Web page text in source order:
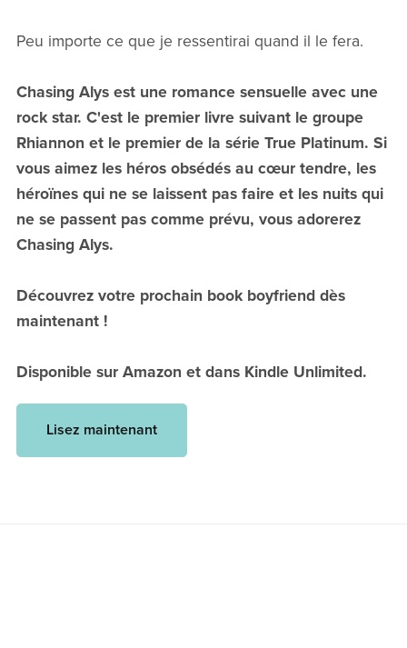
Peu importe ce que je ressentirai quand il le fera.
Chasing Alys est une romance sensuelle avec une
rock star. C'est le premier livre suivant le groupe
Rhiannon et le premier de la série True Platinum. Si
vous aimez les héros obsédés au cœur tendre, les
héroïnes qui ne se laissent pas faire et les nuits qui
ne se passent pas comme prévu, vous adorerez
Chasing Alys.
Découvrez votre prochain book boyfriend dès
maintenant !
Disponible sur Amazon et dans Kindle Unlimited.
Lisez maintenant